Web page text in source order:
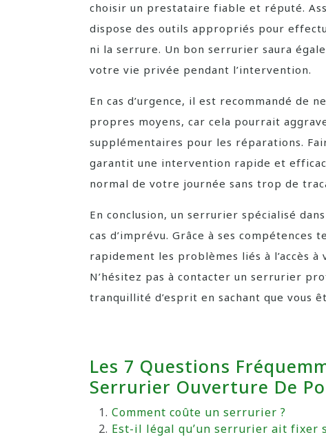
choisir un prestataire fiable et réputé.
dispose des outils appropriés pour
ni la serrure. Un bon serrurier saura
votre vie privée pendant l’intervention.
En cas d’urgence, il est recommandé de
propres moyens, car cela pourrait
supplémentaires pour les réparations.
garantit une intervention rapide et
normal de votre journée sans trop de
En conclusion, un serrurier spécialisé
cas d’imprévu. Grâce à ses
rapidement les problèmes liés à l’accès
N’hésitez pas à contacter un serrurier
tranquillité d’esprit en sachant que vous
Les 7 Questions
Serrurier Ouverture De
Comment coûte un serrurier ?
Est-il légal qu’un serrurier ait fixer